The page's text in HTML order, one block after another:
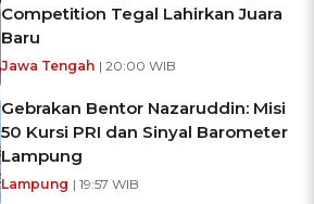
Competition Tegal Lahirkan Juara
Baru
Jawa Tengah | 20:00 WIB
Gebrakan Bentor Nazaruddin: Misi
50 Kursi PRI dan Sinyal Barometer
Lampung
Lampung | 19:57 WIB